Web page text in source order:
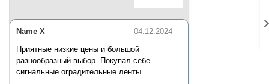
04.12.2024
Name X
Приятные низкие цены и большой
разнообразный выбор. Покупал себе
сигнальные оградительные ленты.